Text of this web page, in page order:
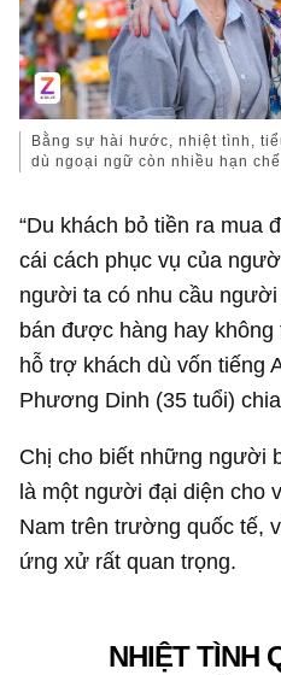
Bằng sự hài hước, nhiệt tình,
dù ngoại ngữ còn nhiều hạn
“Du khách bỏ tiền ra mua
cái cách phục vụ của
người ta có nhu cầu
bán được hàng hay
hỗ trợ khách dù vốn tiếng
Phương Dinh (35 tuổi)
Chị cho biết những người
là một người đại diện cho
Nam trên trường quốc tế,
ứng xử rất quan trọng.
NHIỆT TÌNH